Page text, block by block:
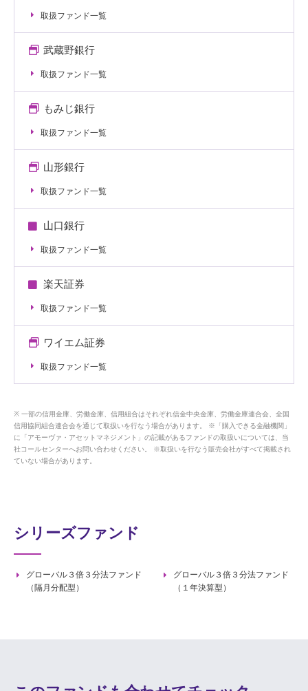
取扱ファンド一覧
武蔵野銀行
取扱ファンド一覧
もみじ銀行
取扱ファンド一覧
山形銀行
取扱ファンド一覧
山口銀行
取扱ファンド一覧
楽天証券
取扱ファンド一覧
ワイエム証券
取扱ファンド一覧
一部の信用金庫、労働金庫、信用組合はそれぞれ信金中央金庫、労働金庫連合会、全国
信用協同組合連合会を通じて取扱いを行なう場合があります。 ※「購入できる金融機関」
に「アモーヴァ・アセットマネジメント」の記載があるファンドの取扱いについては、当
社コールセンターへお問い合わせください。 ※取扱いを行なう販売会社がすべて掲載され
ていない場合があります。
シリーズファンド
グローバル３倍３分法ファンド
（隔月分配型）
グローバル３倍３分法ファンド
（１年決算型）